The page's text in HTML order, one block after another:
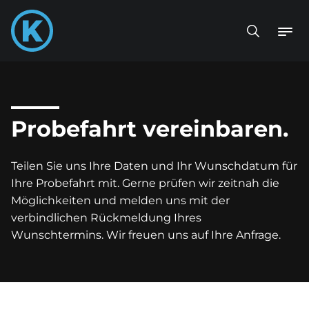
Probefahrt vereinbaren.
Teilen Sie uns Ihre Daten und Ihr Wunschdatum für
Ihre Probefahrt mit. Gerne prüfen wir zeitnah die
Möglichkeiten und melden uns mit der
verbindlichen Rückmeldung Ihres
Wunschtermins. Wir freuen uns auf Ihre Anfrage.